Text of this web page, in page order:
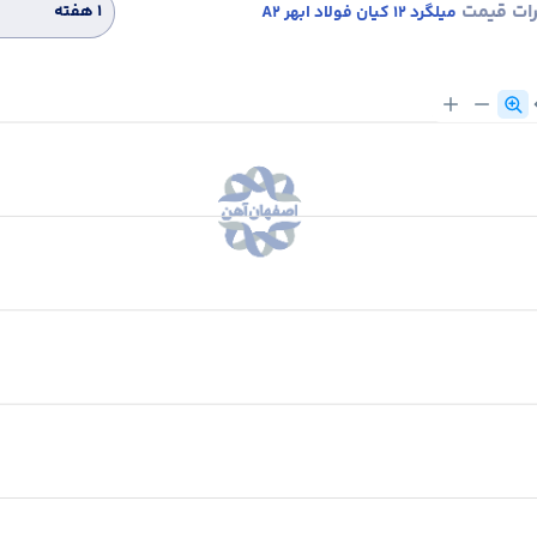
قیمت میلگرد 12 کیان فولاد ابهر A2 ۱ هفته